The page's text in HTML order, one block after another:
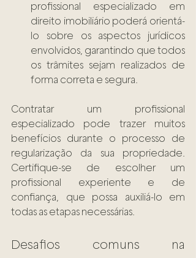
profissional especializado em
direito imobiliário poderá orientá-
lo sobre os aspectos jurídicos
envolvidos, garantindo que todos
os trâmites sejam realizados de
forma correta e segura.
Contratar um profissional
especializado pode trazer muitos
benefícios durante o processo de
regularização da sua propriedade.
Certifique-se de escolher um
profissional experiente e de
confiança, que possa auxiliá-lo em
todas as etapas necessárias.
Desafios comuns na